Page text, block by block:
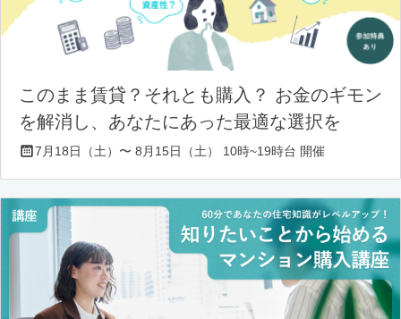
このまま賃貸？それとも購入？ お金のギモン
を解消し、あなたにあった最適な選択を
7月18日（土）〜 8月15日（土） 10時~19時台 開催